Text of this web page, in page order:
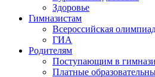
Здоровье
Гимназистам
Всероссийская
ГИА
Родителям
Поступающим в
Платные